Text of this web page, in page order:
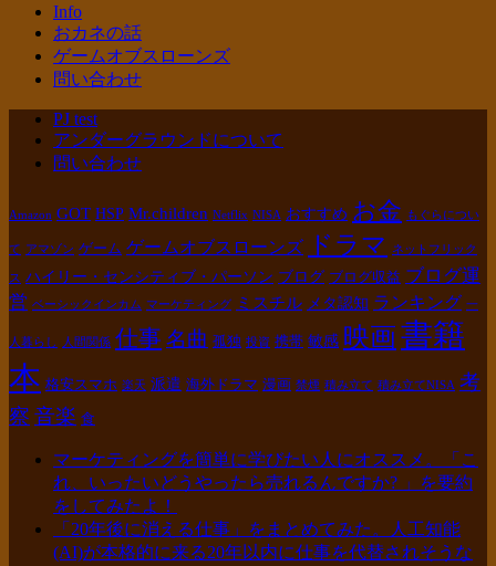
Info
おカネの話
ゲームオブスローンズ
問い合わせ
PJ test
アンダーグラウンドについて
問い合わせ
Amazon GOT HSP Mr.children Netflix NISA おすすめ お金 もぐらについ
て アマゾン ゲーム ゲームオブスローンズ ドラマ ネットフリック
ス ハイリー・センシティブ・パーソン ブログ ブログ収益 ブログ運
営 ベーシックインカム マーケティング ミスチル メタ認知 ランキング 一
人暮らし 人間関係 仕事 名曲 孤独 投資 携帯 敏感 映画書籍
本 格安スマホ 楽天 派遣 海外ドラマ 漫画 禁煙 積み立て 積み立てNISA 考
察 音楽 食
マーケティングを簡単に学びたい人にオススメ。「こ
れ、いったいどうやったら売れるんですか? 」を要約
をしてみたよ！
「20年後に消える仕事」をまとめてみた。人工知能
(AI)が本格的に来る20年以内に仕事を代替されそうな